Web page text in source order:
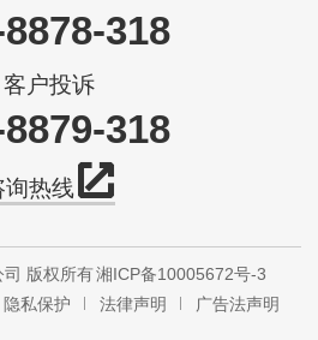
318
客户投诉
318
询热线
版权所有湘ICP备10005672号-3
隐私保护 法律声明 广告法声明